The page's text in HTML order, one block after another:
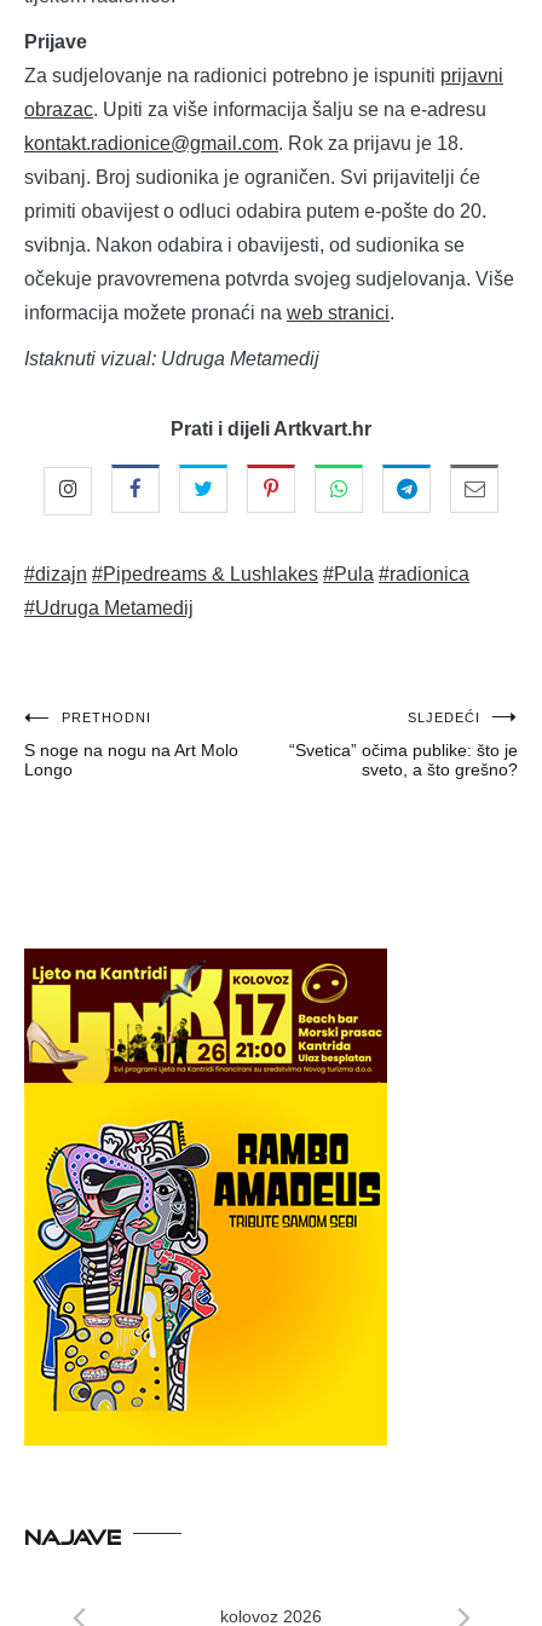
Prijave
Za sudjelovanje na radionici potrebno je ispuniti prijavni
obrazac. Upiti za više informacija šalju se na e-adresu
kontakt.radionice@gmail.com. Rok za prijavu je 18.
svibanj. Broj sudionika je ograničen. Svi prijavitelji će
primiti obavijest o odluci odabira putem e-pošte do 20.
svibnja. Nakon odabira i obavijesti, od sudionika se
očekuje pravovremena potvrda svojeg sudjelovanja. Više
informacija možete pronaći na web stranici.
Istaknuti vizual: Udruga Metamedij
Prati i dijeli Artkvart.hr
#dizajn #Pipedreams & Lushlakes #Pula #radionica
#Udruga Metamedij
Navigacija
objava
PRETHODNI
S noge na nogu na Art Molo
Longo
SLJEDEĆI
“Svetica” očima publike: što je
sveto, a što grešno?
NAJAVE
kolovoz 2026